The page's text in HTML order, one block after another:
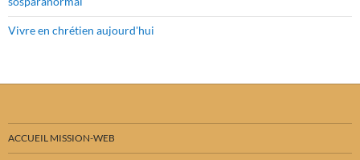
Vivre en chrétien aujourd'hui
ACCUEIL MISSION-WEB